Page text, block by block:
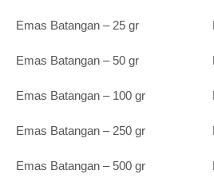
Emas Batangan – 25 gr Rp
Emas Batangan – 50 gr Rp
Emas Batangan – 100 gr
Emas Batangan – 250 gr Rp
Emas Batangan – 500 gr Rp